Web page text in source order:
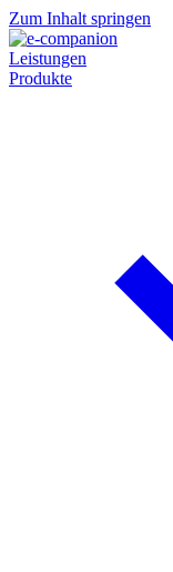
Zum Inhalt springen
Leistungen
Produkte